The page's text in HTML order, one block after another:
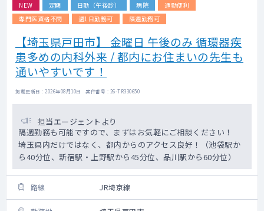
NEW 定期 日勤（午後診） 病院
通勤便利
専門医資格不問
週1日勤務可 隔週勤務可
【埼玉県戸田市】 金曜日 午後のみ 循環器疾
患多めの内科外来 / 都内にお住まいの先生も
通いやすいです！
掲載更新日 : 2026年08月10日 案件番号 : 26-TR330650
担当エージェントより
隔週勤務も可能ですので、まずはお気軽にご相談ください！
埼玉県内だけではなく、都内からのアクセス良好！（池袋駅か
ら40分位、新宿駅・上野駅から45分位、品川駅から60分位）
路線 JR埼京線